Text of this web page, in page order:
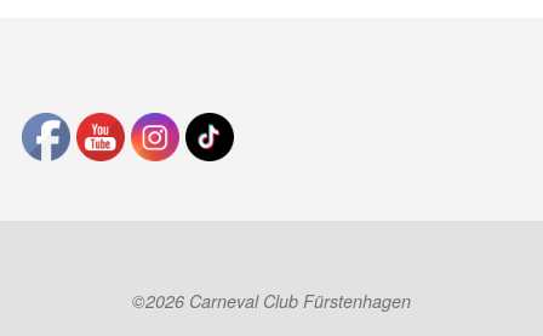
©2026 Carneval Club Fürstenhagen